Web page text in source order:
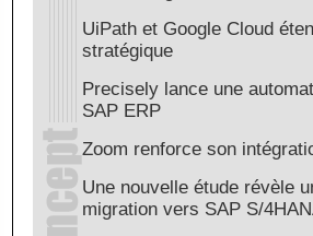
UiPath et Google Cloud
stratégique
Precisely lance une
SAP ERP
Zoom renforce son
Une nouvelle étude révèle
migration vers SAP S/